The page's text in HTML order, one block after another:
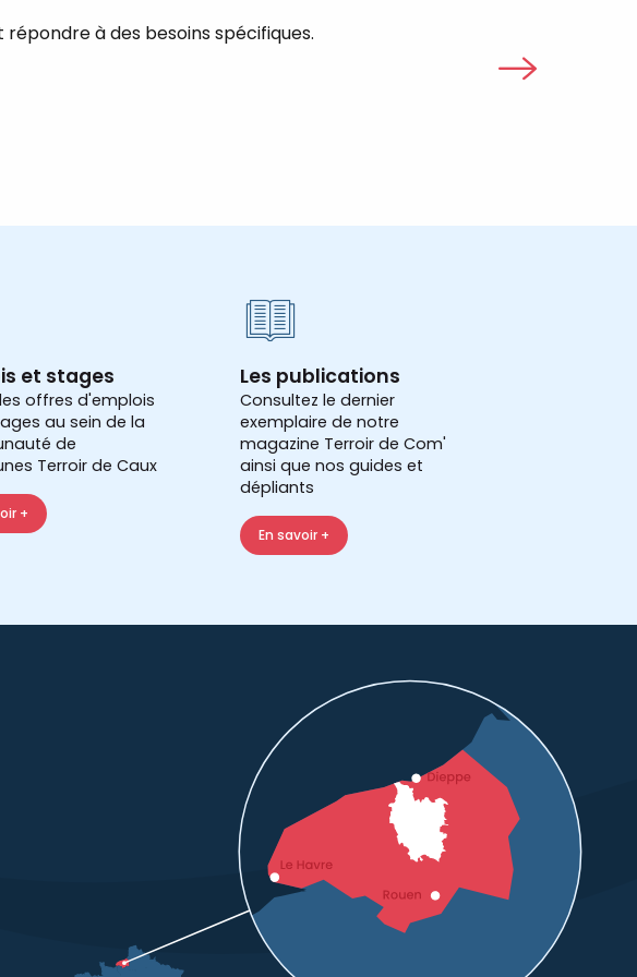
à des besoins spécifiques.
et stages
offres d'emplois
au sein de la
de
Terroir de Caux
+
Les publications
Consultez le dernier
exemplaire de notre
magazine Terroir de Com'
ainsi que nos guides et
dépliants
En savoir +